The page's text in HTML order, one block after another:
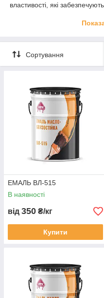
властивості, які
Емаль забезпечує надійний
агресивними речовинами.
Покриття, утворене нашою
збільшує термін служби
мінімізуючи необхідність
Маслобензостійка емаль
поверхонь, включаючи
ідеально підходить для
автозаправних станціях, у
Сортування
ЕМАЛЬ ВЛ-515
В наявності
від 350 ₴/кг
Купити